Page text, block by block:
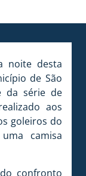
noite desta
de São
da série de
aos
goleiros do
camisa
confronto